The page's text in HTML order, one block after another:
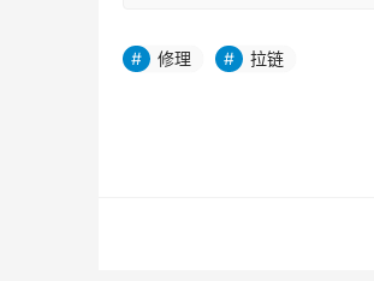
修理 拉链